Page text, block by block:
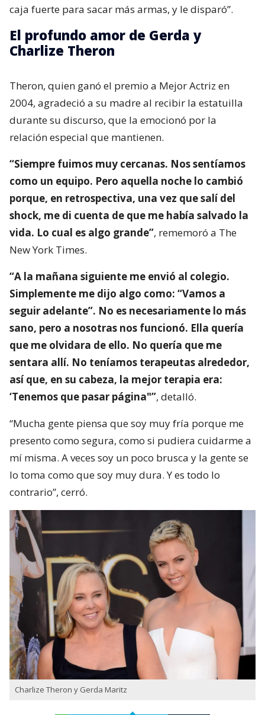
caja fuerte para sacar más armas, y le disparó”.
El profundo amor de Gerda y
Charlize Theron
Theron, quien ganó el premio a Mejor Actriz en
2004, agradeció a su madre al recibir la estatuilla
durante su discurso, que la emocionó por la
relación especial que mantienen.
“Siempre fuimos muy cercanas. Nos sentíamos
como un equipo. Pero aquella noche lo cambió
porque, en retrospectiva, una vez que salí del
shock, me di cuenta de que me había salvado la
vida. Lo cual es algo grande”, rememoró a The
New York Times.
“A la mañana siguiente me envió al colegio.
Simplemente me dijo algo como: “Vamos a
seguir adelante”. No es necesariamente lo más
sano, pero a nosotras nos funcionó. Ella quería
que me olvidara de ello. No quería que me
sentara allí. No teníamos terapeutas alrededor,
así que, en su cabeza, la mejor terapia era:
‘Tenemos que pasar página"”, detalló.
“Mucha gente piensa que soy muy fría porque me
presento como segura, como si pudiera cuidarme a
mí misma. A veces soy un poco brusca y la gente se
lo toma como que soy muy dura. Y es todo lo
contrario”, cerró.
Charlize Theron y Gerda Maritz